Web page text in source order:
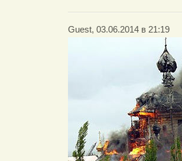
Guest, 03.06.2014 в 21:19